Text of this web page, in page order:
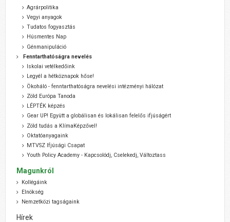
Agrárpolitika
Vegyi anyagok
Tudatos fogyasztás
Húsmentes Nap
Génmanipuláció
Fenntarthatóságra nevelés
Iskolai vetélkedőink
Legyél a hétköznapok hőse!
Ökoháló - fenntarthatóságra nevelési intézményi hálózat
Zöld Európa Tanoda
LÉPTÉK képzés
Gear UP! Együtt a globálisan és lokálisan felelős ifjúságért
Zöld tudás a KlímaKépzővel!
Oktatóanyagaink
MTVSZ Ifjúsági Csapat
Youth Policy Academy - Kapcsolódj, Cselekedj, Változtass
Magunkról
Kollégáink
Elnökség
Nemzetközi tagságaink
Hírek